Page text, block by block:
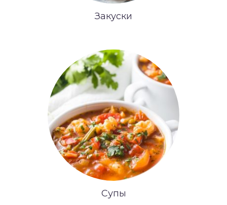
Закуски
Супы